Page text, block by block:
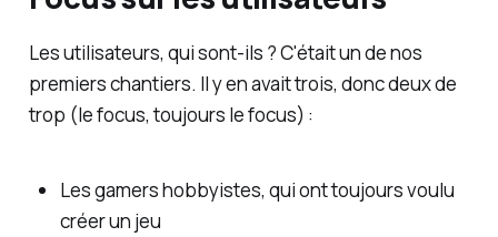
Les utilisateurs, qui sont-ils ? C'était un de nos
premiers chantiers. Il y en avait trois, donc deux de
trop (le focus, toujours le focus) :
Les gamers hobbyistes, qui ont toujours voulu
créer un jeu